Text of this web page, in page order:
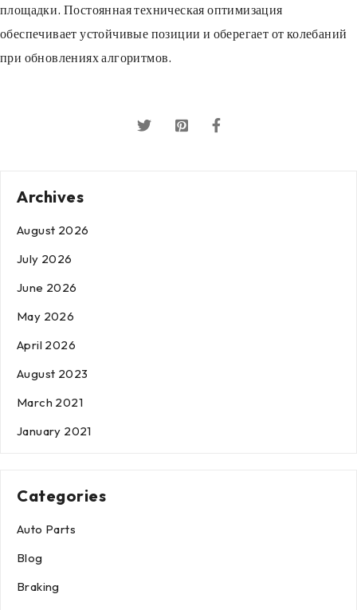
площадки. Постоянная техническая оптимизация
обеспечивает устойчивые позиции и оберегает от колебаний
при обновлениях алгоритмов.
Archives
August 2026
July 2026
June 2026
May 2026
April 2026
August 2023
March 2021
January 2021
Categories
Auto Parts
Blog
Braking